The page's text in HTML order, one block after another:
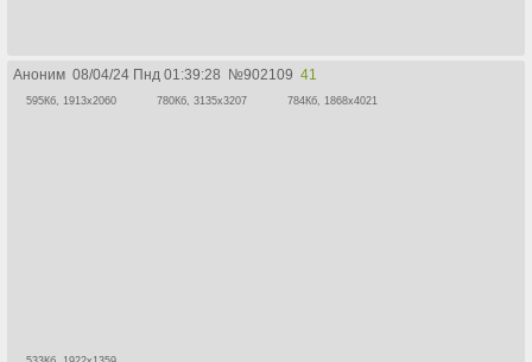
Аноним 08/04/24 Пнд 01:39:28 №902109 41
595Кб, 1913x2060 780Кб, 3135x3207 784Кб, 1868x4021